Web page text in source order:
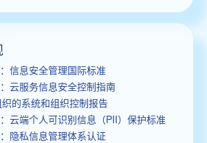
信息安全管理国际标准
云服务信息安全控制指南
的系统和组织控制报告
云端个人可识别信息（PII）保护标准
隐私信息管理体系认证